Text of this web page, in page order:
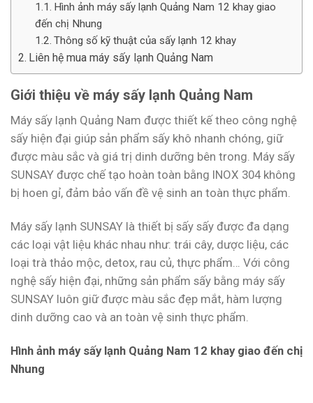
Hình ảnh máy sấy lạnh Quảng Nam 12 khay giao
đến chị Nhung
Thông số kỹ thuật của sấy lạnh 12 khay
Liên hệ mua máy sấy lạnh Quảng Nam
Giới thiệu về máy sấy lạnh Quảng Nam
Máy sấy lạnh Quảng Nam được thiết kế theo công nghệ
sấy hiện đại giúp sản phẩm sấy khô nhanh chóng, giữ
được màu sắc và giá trị dinh dưỡng bên trong. Máy sấy
SUNSAY được chế tạo hoàn toàn bằng INOX 304 không
bị hoen gỉ, đảm bảo vấn đề vệ sinh an toàn thực phẩm.
Máy sấy lạnh SUNSAY là thiết bị sấy sấy được đa dạng
các loại vật liệu khác nhau như: trái cây, dược liệu, các
loại trà thảo mộc, detox, rau củ, thực phẩm… Với công
nghệ sấy hiện đại, những sản phẩm sấy bằng máy sấy
SUNSAY luôn giữ được màu sắc đẹp mắt, hàm lượng
dinh dưỡng cao và an toàn vệ sinh thực phẩm.
Hình ảnh máy sấy lạnh Quảng Nam 12 khay giao đến chị
Nhung